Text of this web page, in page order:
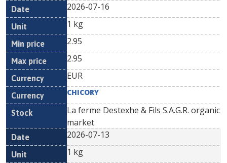
2026-07-16
1 kg
2.95
2.95
EUR
CHICORY
La ferme Destexhe & Fils S.A.G.R. organic
market
2026-07-13
1 kg